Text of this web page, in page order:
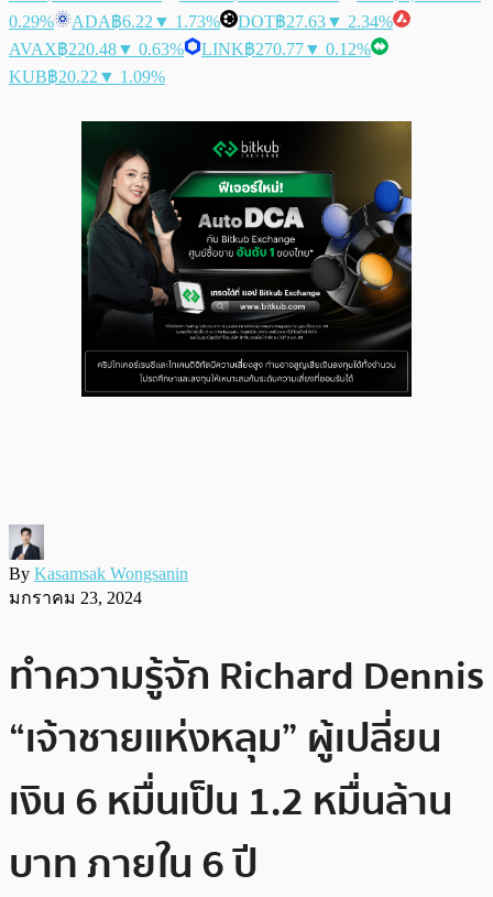
0.29%
ADA฿6.22 ▼ 1.73% DOT฿27.63▼ 2.34%
AVAX฿220.48▼ 0.63% LINK฿270.77▼ 0.12%
KUB฿20.22 ▼ 1.09%
By Kasamsak Wongsanin
มกราคม 23, 2024
ทำความรู้จัก Richard Dennis
“เจ้าชายแห่งหลุม” ผู้เปลี่ยน
เงิน 6 หมื่นเป็น 1.2 หมื่นล้าน
บาท ภายใน 6 ปี